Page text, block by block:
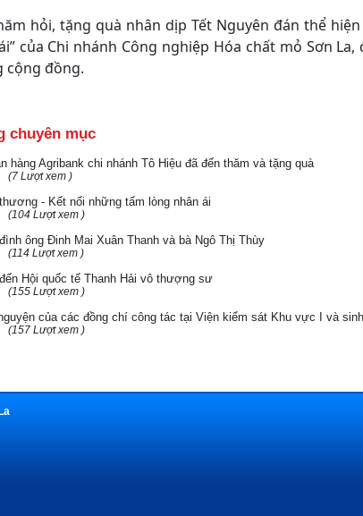
hỏi, tặng quà nhân dịp Tết Nguyên đán thể
của Chi nhánh Công nghiệp Hóa chất mỏ Sơn
cộng đồng.
chuyên mục
hàng Agribank chi nhánh Tô Hiệu đã đến thăm và tặng quà
(7 Lượt xem )
thương - Kết nối những tấm lòng nhân ái
(104 Lượt xem )
ông Đinh Mai Xuân Thanh và bà Ngô Thị Thùy
(114 Lượt xem )
Hội quốc tế Thanh Hải vô thượng sư
(155 Lượt xem )
của các đồng chí công tác tại Viện kiểm sát Khu vực I và
(157 Lượt xem )